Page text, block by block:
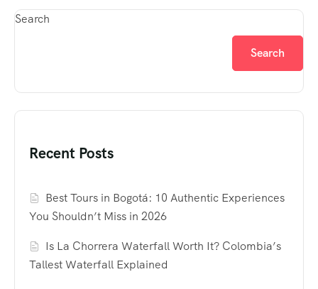
Search
Search
Recent Posts
Best Tours in Bogotá: 10 Authentic Experiences
You Shouldn’t Miss in 2026
Is La Chorrera Waterfall Worth It? Colombia’s
Tallest Waterfall Explained